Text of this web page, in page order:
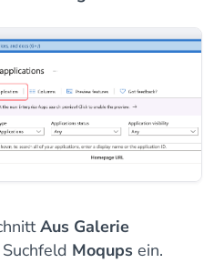
Aus Galerie
Moqups ein.